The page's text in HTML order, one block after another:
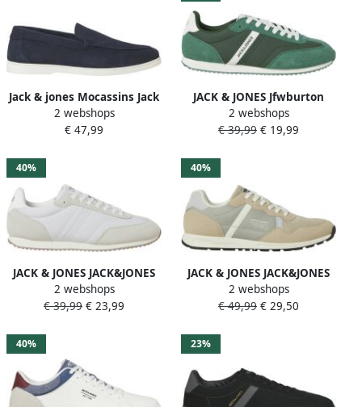
Jack & jones Mocassins Jack
& Jones JFWSLIM SUEDE
LOAFER
2 webshops
€ 47,99
JACK & JONES Jfwburton
Runner International
Campaign sneakers groen
2 webshops
€ 39,99 € 19,99
40%
JACK & JONES JACK&JONES
JFWBURTON RUNNER
INTERNATIONAL CAMPAIGN
2 webshops
€ 39,99 € 23,99
40%
JACK & JONES JACK&JONES
JFWHARROW COMBO
SNEAKER LN Heren
2 webshops
€ 49,99 € 29,50
40% 23%